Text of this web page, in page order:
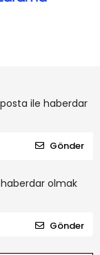
ile haberdar
Gönder
olmak
Gönder